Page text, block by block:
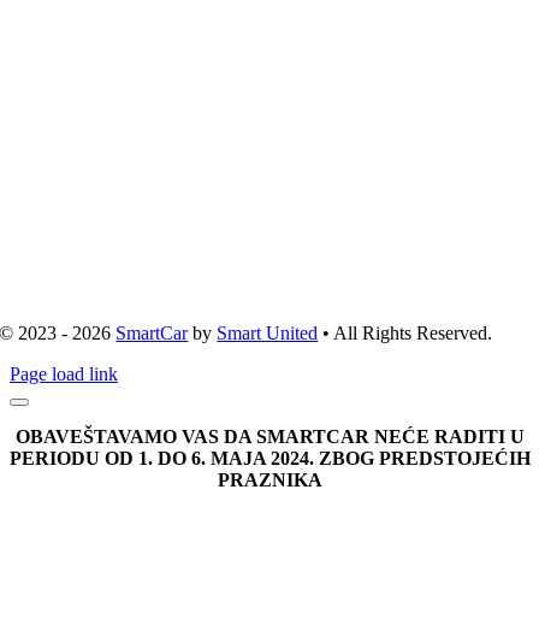
© 2023 - 2026 SmartCarby Smart United • All Rights Reserved.
Page load link
OBAVEŠTAVAMO VAS DA SMARTCAR NEĆE RADITI U
PERIODU OD 1. DO 6. MAJA 2024. ZBOG PREDSTOJEĆIH
PRAZNIKA